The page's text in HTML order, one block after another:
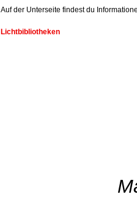
Auf der Unterseite findest du
Lichtbibliotheken